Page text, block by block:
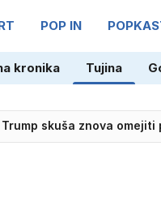
POP IN
kronika Tujina
Trump skuša znova